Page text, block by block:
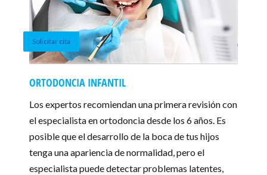
Solicitar cita
ORTODONCIA INFANTIL
Los expertos recomiendan una primera revisión con
el especialista en ortodoncia desde los 6 años. Es
posible que el desarrollo de la boca de tus hijos
tenga una apariencia de normalidad, pero el
especialista puede detectar problemas latentes,